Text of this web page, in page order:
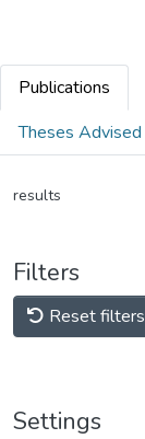
Publications
Theses Advised
results
Filters
Reset filters
Settings